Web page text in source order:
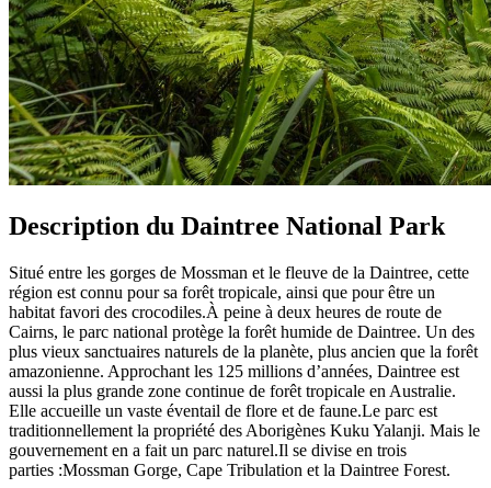
Description du Daintree National Park
Situé entre les gorges de Mossman et le fleuve de la Daintree, cette
région est connu pour sa forêt tropicale, ainsi que pour être un
habitat favori des crocodiles.À peine à deux heures de route de
Cairns, le parc national protège la forêt humide de Daintree. Un des
plus vieux sanctuaires naturels de la planète, plus ancien que la forêt
amazonienne. Approchant les 125 millions d’années, Daintree est
aussi la plus grande zone continue de forêt tropicale en Australie.
Elle accueille un vaste éventail de flore et de faune.Le parc est
traditionnellement la propriété des Aborigènes Kuku Yalanji. Mais le
gouvernement en a fait un parc naturel.Il se divise en trois
parties :Mossman Gorge, Cape Tribulation et la Daintree Forest.